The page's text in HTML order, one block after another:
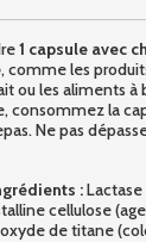
1 capsule avec
, comme les
ou les aliments à
consommez la
Ne pas
:
cellulose
de titane